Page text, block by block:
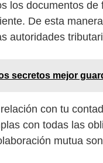
los documentos
De esta
autoridades
secretos mejor
con tu
con todas las
mutua